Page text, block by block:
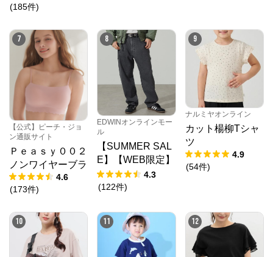
(185件)
7
【公式】ピーチ・ジョ
ン通販サイト
Ｐｅａｓｙ００２
ノンワイヤーブラ
4.6
(173件)
8
EDWINオンラインモー
ル
【SUMMER SAL
E】【WEB限定】
STEPMARK ルー
ズペインターパン
4.3
(122件)
9
ナルミヤオンライン
カット楊柳Tシャ
ツ
4.9
(54件)
10 11 12